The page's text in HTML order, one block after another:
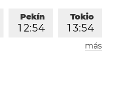
Tokio
1 3:54
Pekín
1 2:54
Londres
más